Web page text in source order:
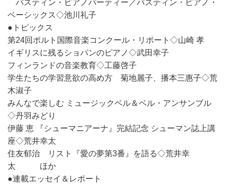
バスティン・ピアノパーティー／バスティン・ピアノ・
ベーシックス◇池川礼子
●トピックス
第24回ポルト国際音楽コンクール・リポート◇山崎 孝
イギリスに残るショパンのピアノ◇武田幸子
フィンランドの音楽教育◇工藤啓子
学生たちの学習意欲の高め方 菊地麗子、播本三惠子◇荒
木淑子
みんなで楽しむ ミュージックベル＆ベル・アンサンブル
◇丹羽みどり
伊藤 恵 『シューマニアーナ』完結記念 シューマン誌上講
座◇荒井幸太
住友郁治 リスト『愛の夢第3番』を語る◇荒井幸
太 ほか
●連載エッセイ＆レポート